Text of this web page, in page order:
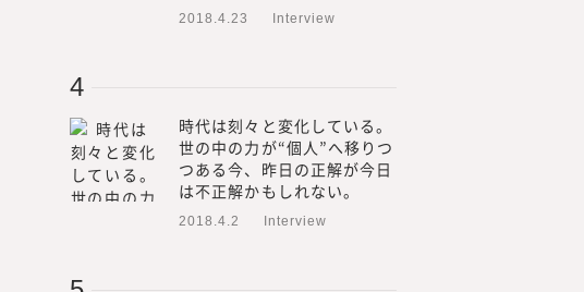
2018.4.23 Interview
時代は刻々と変化している。
世の中の力が“個人”へ移りつ
つある今、昨日の正解が今日
は不正解かもしれない。
2018.4.2 Interview